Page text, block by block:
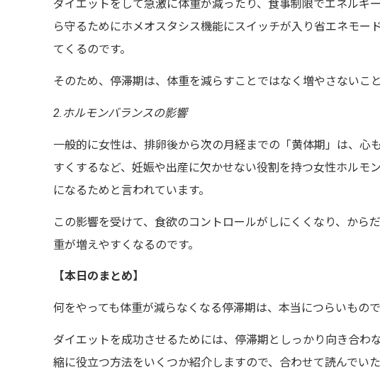
ダイエットをして急激に体重が減ったり、食事制限でエネルギ
ら守るためにホメオスタシス機能にスイッチが入り省エネモー
てくるのです。
そのため、停滞期は、体重を減らすことではなく増やさないこ
2. ホルモンバランスの影響
一般的に女性は、排卵後から次の月経までの「黄体期」は、心
すくするなど、妊娠や出産に欠かせない役割を持つ女性ホルモン
になるためと言われています。
この影響を受けて、食欲のコントロールがしにくくなり、か
重が増えやすくなるのです。
【本日のまとめ】
何をやっても体重が減らなくなる停滞期は、本当につらいもので
ダイエットを成功させるためには、停滞期としっかり向き合わ
縮に役立つ方法をいくつか紹介しますので、合わせて読んでいた